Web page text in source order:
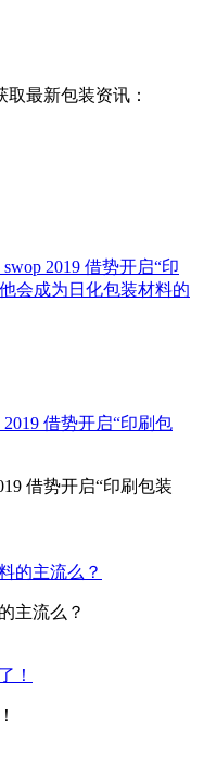
取最新包装资讯：
2019 借势开启“印
会成为日化包装材料的
借势开启“印刷包装
主流么？